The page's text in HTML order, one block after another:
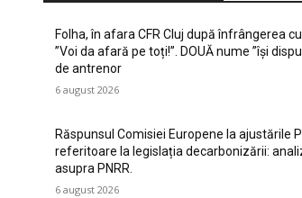
Folha, în afara CFR Cluj după înfrângerea
”Voi da afară pe toți!”. DOUĂ nume ”își
de antrenor
6 august 2026
Răspunsul Comisiei Europene la ajustările
referitoare la legislația decarbonizării:
asupra PNRR.
6 august 2026